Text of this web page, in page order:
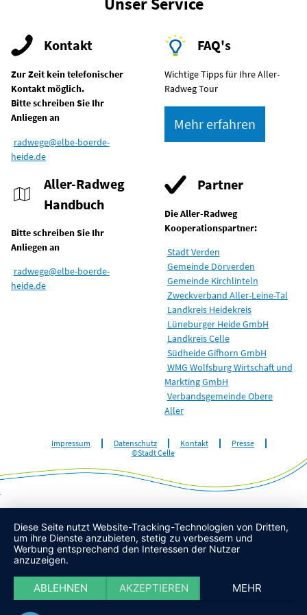
Kontakt
Zur Zeit kein telefonischer
Kontakt möglich.
Bitte schreiben Sie Ihr
Anliegen an
radwege@elbe-boerde-
heide.de
FAQ's
Wichtige Tipps für Ihre Aller-
Radweg Tour
Mehr erfahren
Aller-Radweg
Handbuch
Bitte schreiben Sie Ihr
Anliegen an
radwege@elbe-boerde-
heide.de
Partner
Die Aller-Radweg
Kooperationspartner:
Stadt Verden
Gemeinde Dörverden
Gemeinde Kirchlinteln
Zweckverband Aller-Leine-Tal
Landkreis Heidekreis
Lüneburger Heide GmbH
Landkreis Celle
Südheide Gifhorn GmbH
WMG Wolfsburg Wirtschaft und
Markting GmbH
Verbandsgemeinde Obere
Aller
Impressum Datenschutz Kontakt
Presse
©Stadt Celle
Diese Seite nutzt Website-Tracking-Technologien von Dritten,
um ihre Dienste anzubieten, stetig zu verbessern und
Werbung entsprechend den Interessen der Nutzer
anzuzeigen.
ABLEHNEN AKZEPTIEREN MEHR